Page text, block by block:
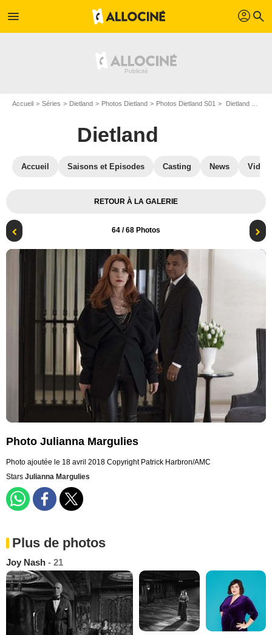
menu profil search
Accueil Séries Dietland Photos Dietland Photos Dietland S01 Dietland - Saison 1 : Photo Julianna Margulies
Dietland
Accueil Saisons et Episodes Casting News
RETOUR À LA GALERIE
64 / 68 Photos
Photo Julianna Margulies
Photo ajoutée le 18 avril 2018 Copyright Patrick Harbron/AMC
Stars Julianna Margulies
Plus de photos
Joy Nash - 21